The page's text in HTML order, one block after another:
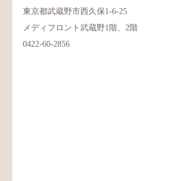
東京都武蔵野市西久保1-6-25
メディフロント武蔵野1階、2階
0422-60-2856